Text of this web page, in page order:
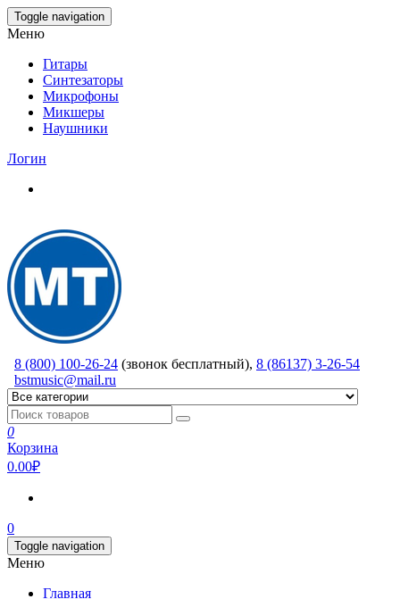
Skip
to
content
Toggle navigation
Меню
Гитары
Синтезаторы
Микрофоны
Микшеры
Наушники
Логин
8 (800) 100-26-24 (звонок бесплатный), 8 (86137) 3-26-54
bstmusic@mail.ru
0
Корзина
0.00₽
0
Toggle navigation
Меню
Главная